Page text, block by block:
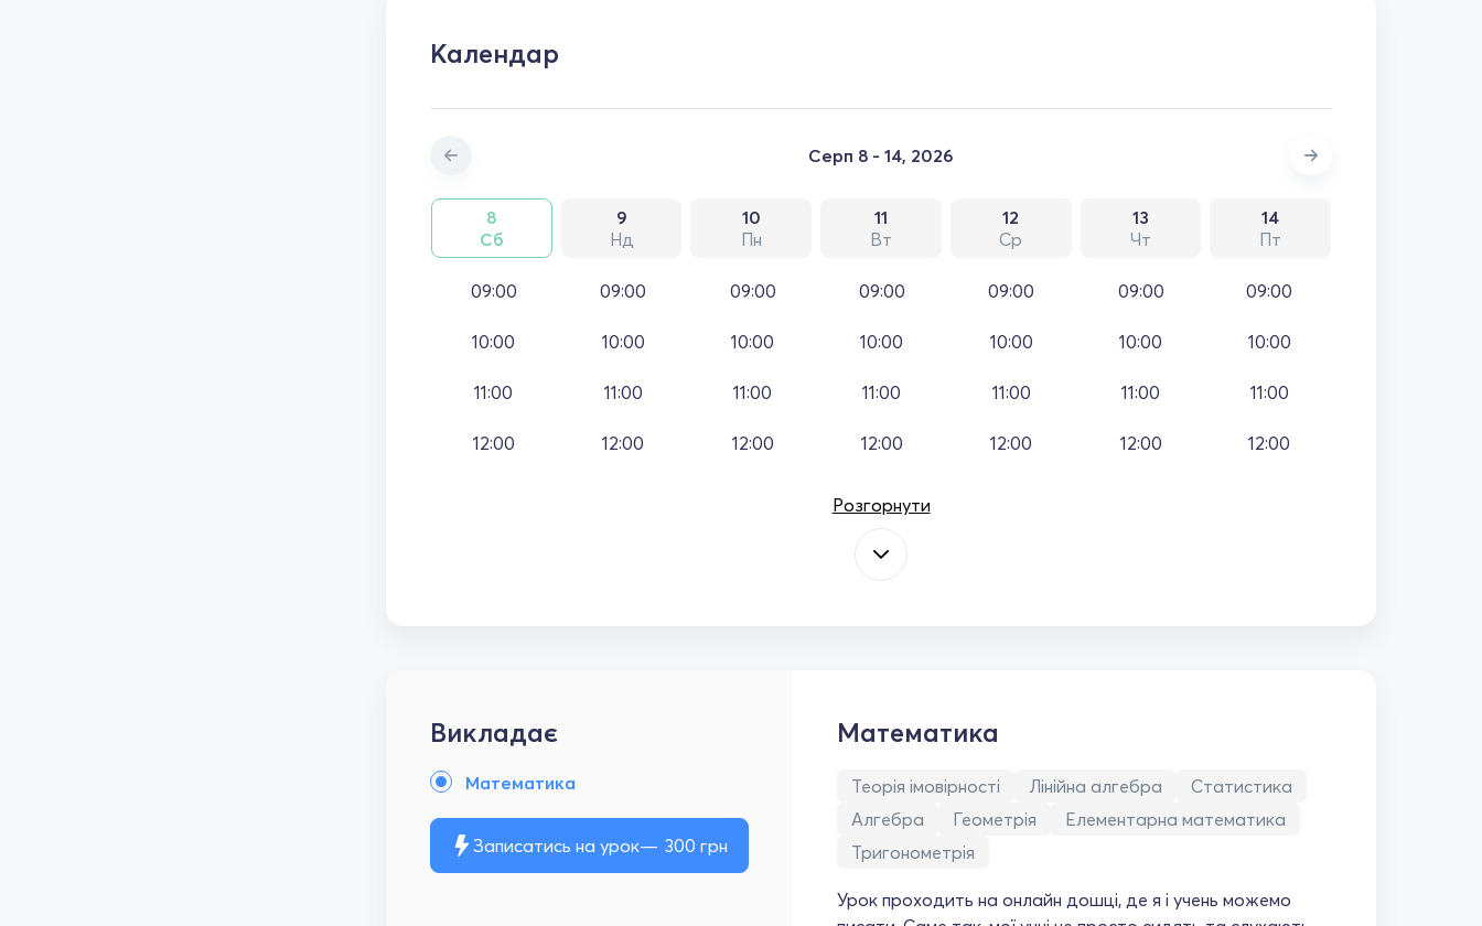
Календар
Серп 8 - 14, 2026
8
Сб
9
Нд
10
Пн
11
Вт
12
Ср
13
Чт
14
Пт
09:00
10:00
11:00
12:00
09:00
10:00
11:00
12:00
09:00
10:00
11:00
12:00
09:00
10:00
11:00
12:00
09:00
10:00
11:00
12:00
09:00
10:00
11:00
12:00
09:00
10:00
11:00
12:00
Розгорнути
Викладає
Математика
Записатись на урок 300 грн
Математика
Теорія імовірності Лінійна алгебра
Статистика
Алгебра
Геометрія
Елементарна математика
Тригонометрія
Урок проходить на онлайн дошці, де я і учень можемо